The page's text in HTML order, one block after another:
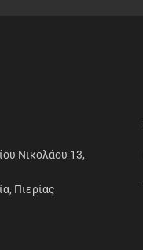
Νικολάου 13,
Πιερίας